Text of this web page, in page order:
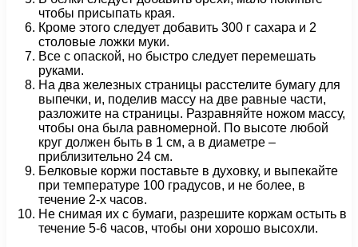
чтобы присыпать края.
Кроме этого следует добавить 300 г сахара и 2
столовые ложки муки.
Все с опаской, но быстро следует перемешать
руками.
На два железных страницы расстелите бумагу для
выпечки, и, поделив массу на две равные части,
разложите на страницы. Разравняйте ножом массу,
чтобы она была равномерной. По высоте любой
круг должен быть в 1 см, а в диаметре –
приблизительно 24 см.
Белковые коржи поставьте в духовку, и выпекайте
при температуре 100 градусов, и не более, в
течение 2-х часов.
Не снимая их с бумаги, разрешите коржам остыть в
течение 5-6 часов, чтобы они хорошо высохли.